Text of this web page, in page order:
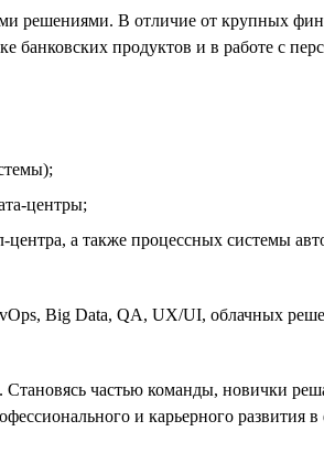
решениями. В отличие от крупных
банковских продуктов и в работе с
центры;
а также процессных системы
Big Data, QA, UX/UI, облачных
частью команды, новички
и карьерного развития